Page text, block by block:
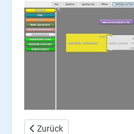
Vorheriger Beitrag:
Zurück